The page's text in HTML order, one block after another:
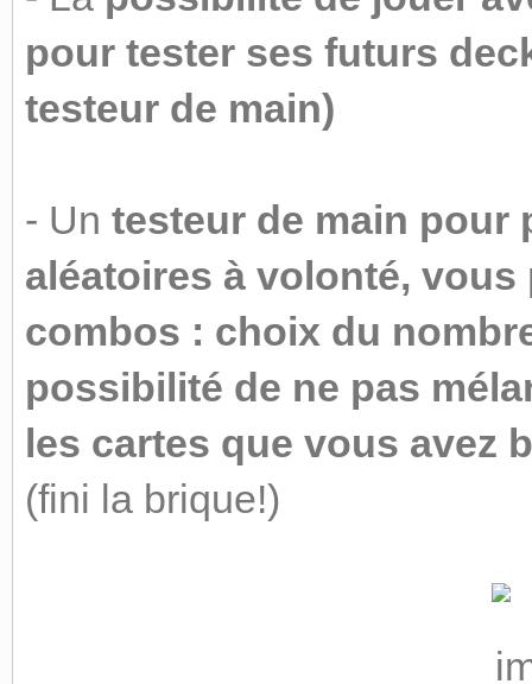
pour tester ses futurs
testeur de main)
- Un testeur de main pour
aléatoires à volonté,
combos : choix du
possibilité de ne pas
les cartes que vous avez
(fini la brique!)